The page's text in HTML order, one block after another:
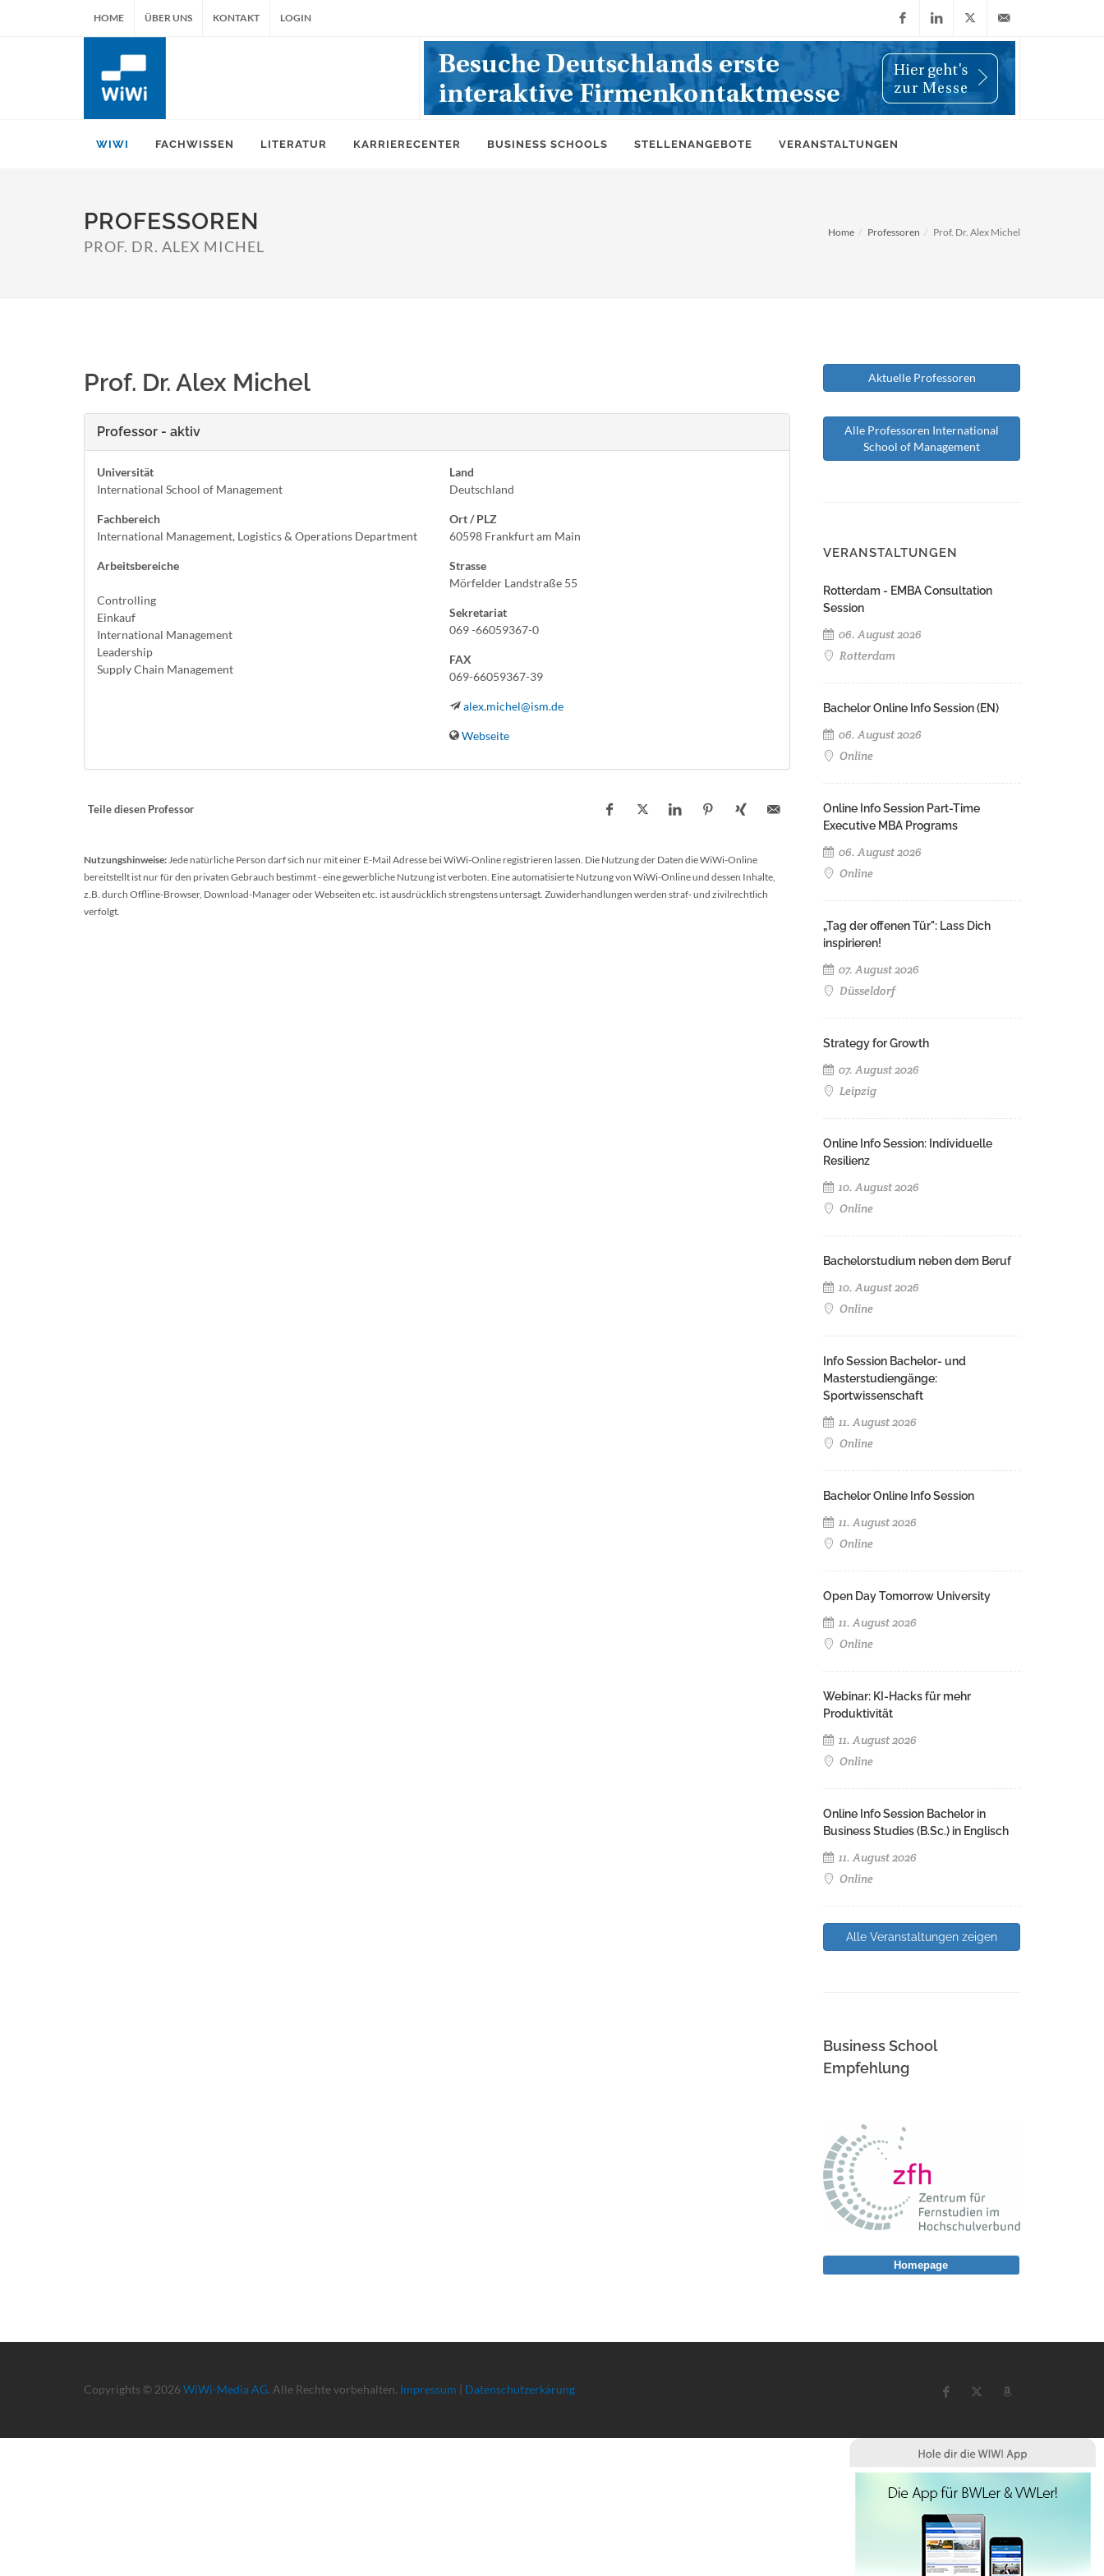
HOME ÜBER UNS KONTAKT LOGIN
FacebookLinkedIn
X
(Twitter)
info@wiwi-
WIWI FACHWISSEN LITERATUR KARRIERECENTER BUSINESS SCHOOLS STELLENANGEBOTE VERANSTALTUNGEN
PROFESSOREN
PROF. DR. ALEX MICHEL
Home Professoren Prof. Dr. Alex Michel
Prof. Dr. Alex Michel
Professor - aktiv
Universität
International School of Management
Fachbereich
International Management, Logistics & Operations Department
Arbeitsbereiche
Controlling
Einkauf
International Management
Leadership
Supply Chain Management
Land
Deutschland
Ort / PLZ
60598 Frankfurt am Main
Strasse
Mörfelder Landstraße 55
Sekretariat
069 -66059367-0
FAX
069-66059367-39
alex.michel@ism.de
Webseite
Teile diesen Professor
Nutzungshinweise:Jede natürliche Person darf sich nur mit einer E-Mail Adresse bei WiWi-Online registrieren lassen. Die Nutzung der Daten die WiWi-Online
bereitstellt ist nur für den privaten Gebrauch bestimmt - eine gewerbliche Nutzung ist verboten. Eine automatisierte Nutzung von WiWi-Online und dessen Inhalte,
z.B. durch Offline-Browser, Download-Manager oder Webseiten etc. ist ausdrücklich strengstens untersagt. Zuwiderhandlungen werden straf- und zivilrechtlich
verfolgt.
Aktuelle Professoren
Alle Professoren International
School of Management
VERANSTALTUNGEN
Rotterdam - EMBA Consultation
Session
06. August 2026
Rotterdam
Bachelor Online Info Session (EN)
06. August 2026
Online
Online Info Session Part-Time
Executive MBA Programs
06. August 2026
Online
„Tag der offenen Tür": Lass Dich
inspirieren!
07. August 2026
Düsseldorf
Strategy for Growth
07. August 2026
Leipzig
Online Info Session: Individuelle
Resilienz
10. August 2026
Online
Bachelorstudium neben dem Beruf
10. August 2026
Online
Info Session Bachelor- und
Masterstudiengänge:
Sportwissenschaft
11. August 2026
Online
Bachelor Online Info Session
11. August 2026
Online
Open Day Tomorrow University
11. August 2026
Online
Webinar: KI-Hacks für mehr
Produktivität
11. August 2026
Online
Online Info Session Bachelor in
Business Studies (B.Sc.) in Englisch
11. August 2026
Online
Alle Veranstaltungen zeigen
Business School
Empfehlung
Copyrights © 2026 WiWi-Media AG. Alle Rechte vorbehalten. Impressum | Datenschutzerkärung
Homepage